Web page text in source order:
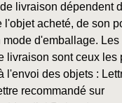
livraison dépendent
l'objet acheté, de son
mode d'emballage. Les
livraison sont ceux les
l'envoi des objets :
recommandé sur